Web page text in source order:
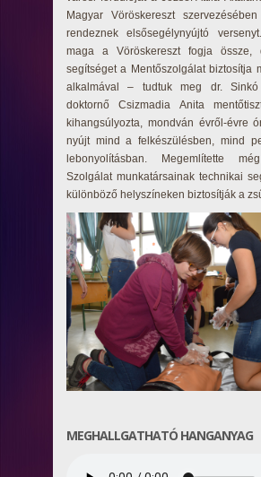
Magyar Vöröskereszt
rendeznek elsősegélynyújtó
maga a Vöröskereszt fogja össze,
segítséget a Mentőszolgálat biztosítja
alkalmával – tudtuk meg dr.
doktornő Csizmadia Anita
kihangsúlyozta, mondván évről-évre
nyújt mind a felkészülésben, mind
lebonyolításban. Megemlítette
Szolgálat munkatársainak technikai
különböző helyszíneken biztosítják a
MEGHALLGATHATÓ HANGANYAG